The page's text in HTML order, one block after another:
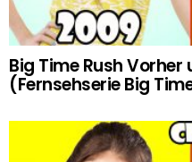
Big Time Rush
(Fernsehserie Big